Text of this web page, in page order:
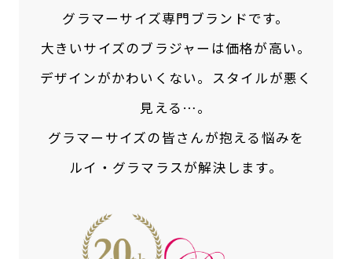
グラマーサイズ専門ブランドです。
大きいサイズのブラジャーは価格が高い。
デザインがかわいくない。スタイルが悪く
見える…。
グラマーサイズの皆さんが抱える悩みを
ルイ・グラマラスが解決します。